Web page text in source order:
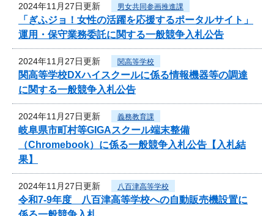
2024年11月27日更新 男女共同参画推進課
「ぎふジョ！女性の活躍を応援するポータルサイト」
運用・保守業務委託に関する一般競争入札公告
2024年11月27日更新 関高等学校
関高等学校DXハイスクールに係る情報機器等の調達
に関する一般競争入札公告
2024年11月27日更新 義務教育課
岐阜県市町村等GIGAスクール端末整備
（Chromebook）に係る一般競争入札公告【入札結
果】
2024年11月27日更新 八百津高等学校
令和7-9年度 八百津高等学校への自動販売機設置に